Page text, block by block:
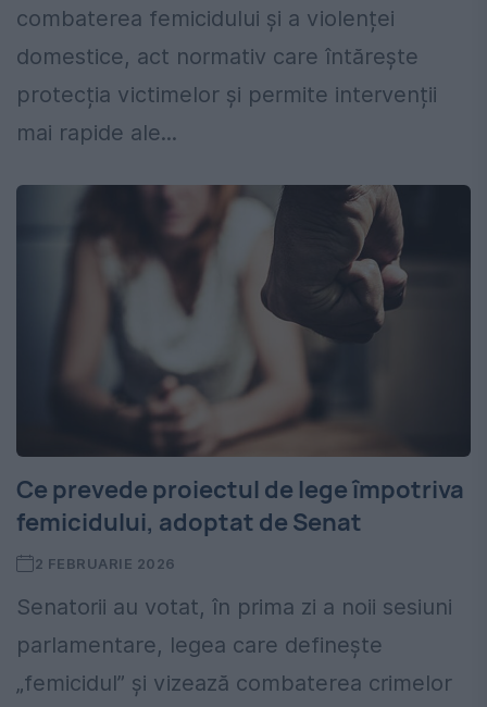
combaterea femicidului și a violenței
domestice, act normativ care întărește
protecția victimelor și permite intervenții
mai rapide ale...
Ce prevede proiectul de lege împotriva
femicidului, adoptat de Senat
2 FEBRUARIE 2026
Senatorii au votat, în prima zi a noii sesiuni
parlamentare, legea care definește
„femicidul” și vizează combaterea crimelor